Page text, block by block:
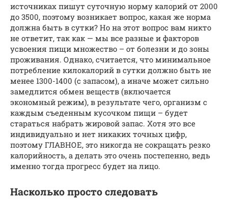
источниках пишут суточную норму калорий от 2000
до 3500, поэтому возникает вопрос, какая же норма
должна быть в сутки? Но на этот вопрос вам никто
не ответит, так как — мы все разные и факторов
усвоения пищи множество – от болезни и до зоны
проживания. Однако, считается, что минимальное
потребление килокалорий в сутки должно быть не
менее 1300-1400 (с запасом), а иначе может сильно
замедлится обмен веществ (включается
экономный режим), в результате чего, организм с
каждым съеденным кусочком пищи – будет
стараться набрать жировой запас. Хотя это все
индивидуально и нет никаких точных цифр,
поэтому ГЛАВНОЕ, это никогда не сокращать резко
калорийность, а делать это очень постепенно, ведь
именно тогда прогресс будет на лицо.
Насколько просто следовать